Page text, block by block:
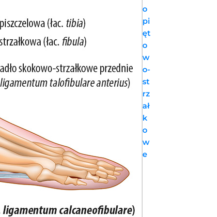
o
pi
ęt
o
w
o-
st
rz
ał
k
o
w
e